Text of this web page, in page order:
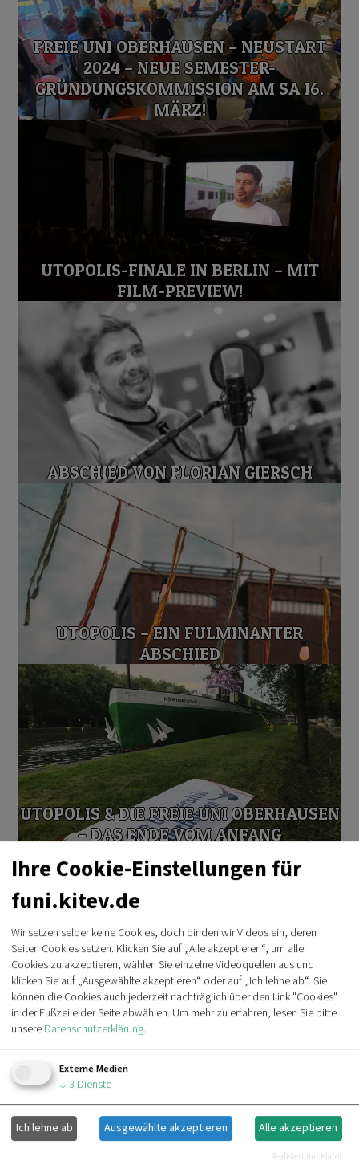
FREIE UNI OBERHAUSEN – NEUSTART
2024 – NEUE SEMESTER-
GRÜNDUNGSKOMMISSION AM SA 16.
MÄRZ!
UTOPOLIS-FINALE IN BERLIN – MIT
FILM-PREVIEW!
ABSCHIED VON FLORIAN GIERSCH
UTOPOLIS – EIN FULMINANTER
ABSCHIED
UTOPOLIS & DIE FREIE UNI OBERHAUSEN
– DAS ENDE VOM ANFANG
SHALOM
Ihre Cookie-Einstellungen für
funi.kitev.de
Wir setzen selber keine Cookies, doch binden wir Videos ein, deren
Seiten Cookies setzen. Klicken Sie auf „Alle akzeptieren“, um alle
Cookies zu akzeptieren, wählen Sie einzelne Videoquellen aus und
klicken Sie auf „Ausgewählte akzeptieren“ oder auf „Ich lehne ab“. Sie
können die Cookies auch jederzeit nachträglich über den Link "Cookies"
in der Fußzeile der Seite abwählen. Um mehr zu erfahren, lesen Sie bitte
unsere Datenschutzerklärung.
Externe Medien
↓ 3 Dienste
Ich lehne ab Ausgewählte akzeptieren Alle akzeptieren
Realisiert mit Klaro!